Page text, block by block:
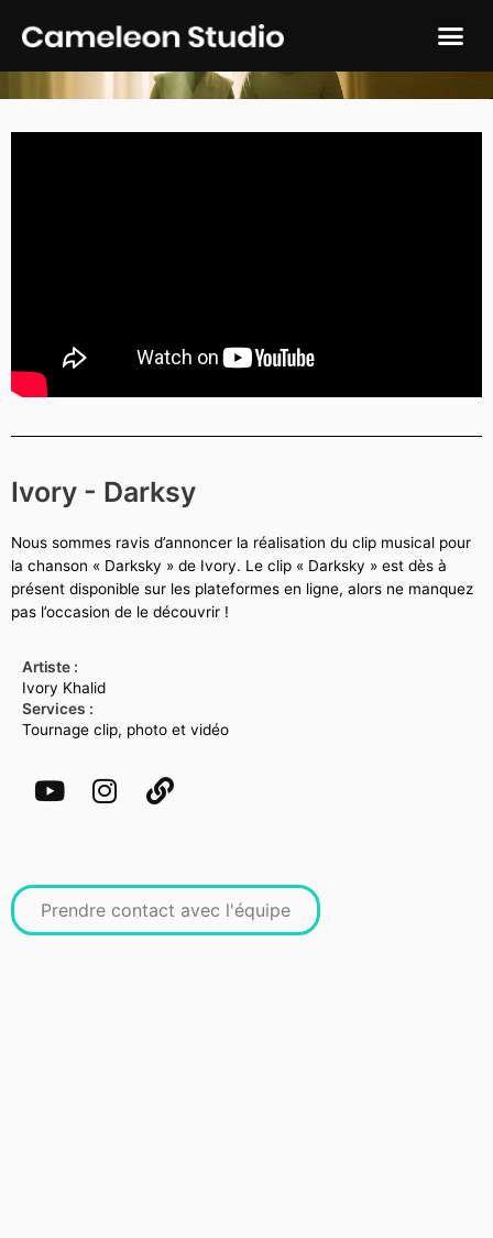
Ivory - Darksy
Nous sommes ravis d’annoncer la réalisation du clip musical pour
la chanson « Darksky » de Ivory. Le clip « Darksky » est dès à
présent disponible sur les plateformes en ligne, alors ne manquez
pas l’occasion de le découvrir !
Artiste :
Ivory Khalid
Services :
Tournage clip, photo et vidéo
Prendre contact avec l'équipe